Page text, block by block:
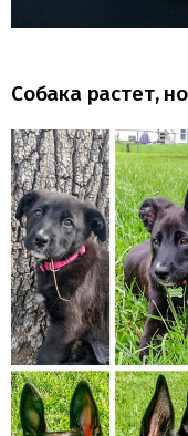
Собака растет,